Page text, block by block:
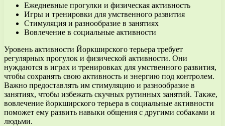
Ежедневные прогулки и физическая активность
Игры и тренировки для умственного развития
Стимуляция и разнообразие в занятиях
Вовлечение в социальные активности
Уровень активности Йоркширского терьера требует
регулярных прогулок и физической активности. Они
нуждаются в играх и тренировках для умственного развития,
чтобы сохранять свою активность и энергию под контролем.
Важно предоставлять им стимуляцию и разнообразие в
занятиях, чтобы избежать скучных рутинных занятий. Также,
вовлечение йоркширского терьера в социальные активности
поможет ему развить навыки общения с другими собаками и
людьми.